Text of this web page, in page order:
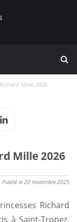
Mille 2026
Mille 2026
Publié le 20 novembre 2025
Richard
à Saint-Tropez,